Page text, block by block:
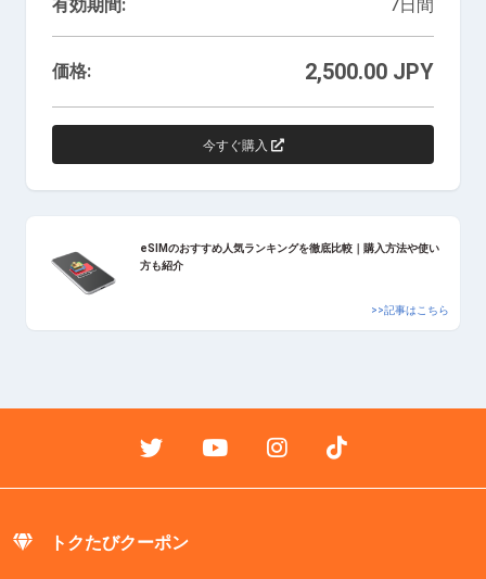
有効期間: 7日間
価格: 2,500.00 JPY
今すぐ購入
eSIMのおすすめ人気ランキングを徹底比較｜購入方法や使い
方も紹介
>>記事はこちら
トクたびクーポン